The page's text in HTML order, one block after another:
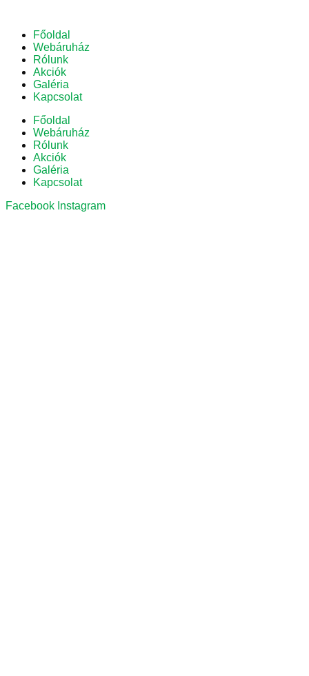
Főoldal
Webáruház
Rólunk
Akciók
Galéria
Kapcsolat
Főoldal
Webáruház
Rólunk
Akciók
Galéria
Kapcsolat
Facebook Instagram